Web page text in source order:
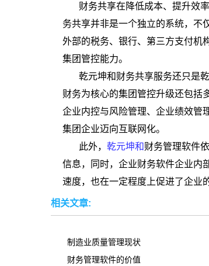
财务共享在降低成本、提升效
务共享并非是一个独立的系统，不
外部的税务、银行、第三方支付机
集团管控能力。
乾元坤和财务共享服务还只是
财务为核心的集团管控升级还包括
企业内控与风险管理、企业绩效管
集团企业迈向互联网化。
此外， 乾元坤和财务管理软件
信息，同时，企业财务软件企业内
速度，也在一定程度上促进了企业
相关文章:
制造业质量管理现状
财务管理软件的价值